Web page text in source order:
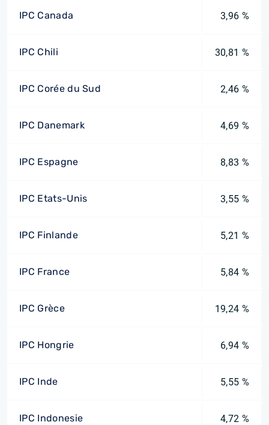
IPC Canada 3,96 %
IPC Chili 30,81 %
IPC Corée du Sud 2,46 %
IPC Danemark 4,69 %
IPC Espagne 8,83 %
IPC Etats-Unis 3,55 %
IPC Finlande 5,21 %
IPC France 5,84 %
IPC Grèce 19,24 %
IPC Hongrie 6,94 %
IPC Inde 5,55 %
IPC Indonesie 4,72 %